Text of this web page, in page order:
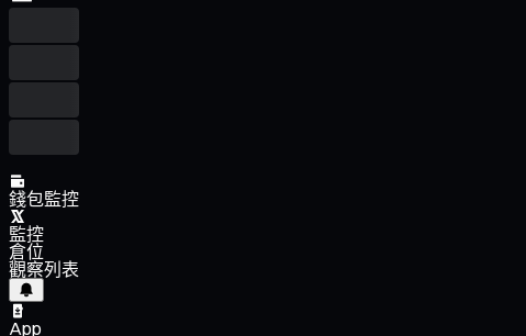
錢包監控
監控
倉位
觀察列表
App